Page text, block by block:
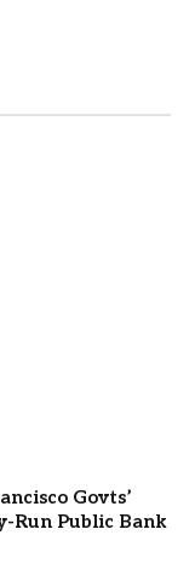
Govts’
Run Public Bank